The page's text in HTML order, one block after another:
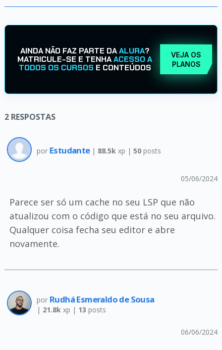
AINDA NÃO FAZ PARTE DAALURA?
MATRICULE-SE E TENHAACESSO A
TODOS OS CURSOS E CONTEÚDOS
VEJA OS
PLANOS
2 RESPOSTAS
por Estudante | 88.5kxp | 50posts
05/06/2024
Parece ser só um cache no seu LSP que não
atualizou com o código que está no seu arquivo.
Qualquer coisa fecha seu editor e abre
novamente.
por Rudhá Esmeraldo de Sousa
| 21.8k xp | 13 posts
06/06/2024